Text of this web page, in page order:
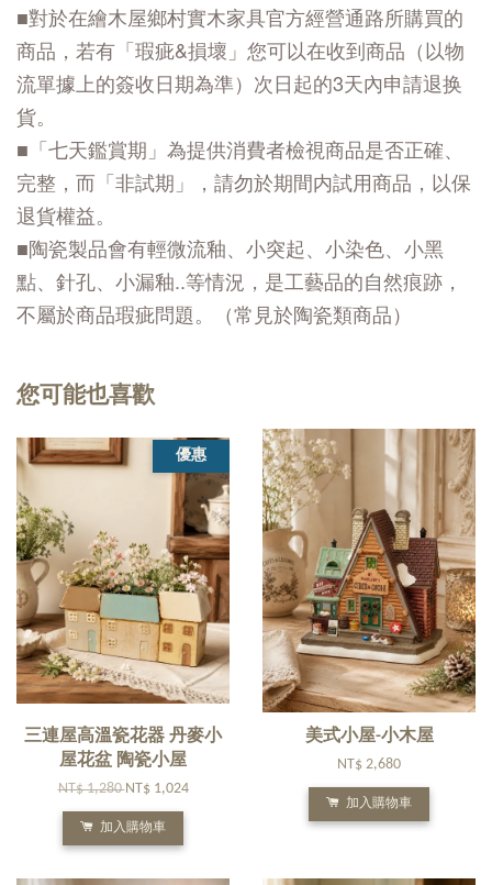
■對於在繪木屋鄉村實木家具官方經營通路所購買的
商品，若有「瑕疵&損壞」您可以在收到商品（以物
流單據上的簽收日期為準）次日起的3天內申請退换
貨。
■「七天鑑賞期」為提供消費者檢視商品是否正確、
完整，而「非試期」，請勿於期間内試用商品，以保
退貨權益。
■陶瓷製品會有輕微流釉、小突起、小染色、小黑
點、針孔、小漏釉..等情況，是工藝品的自然痕跡，
不屬於商品瑕疵問題。（常見於陶瓷類商品）
您可能也喜歡
優惠
三連屋高溫瓷花器 丹麥小
屋花盆 陶瓷小屋
NT$ 1,280NT$ 1,024
加入購物車
美式小屋-小木屋
NT$ 2,680
加入購物車